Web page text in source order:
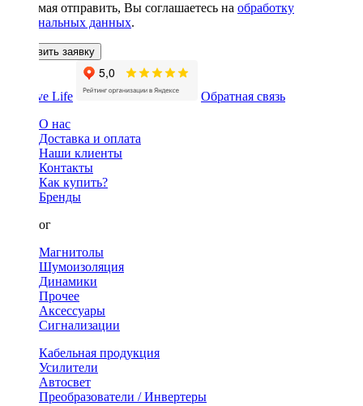
Нажимая отправить, Вы соглашаетесь на обработку
персональных данных.
Оставить заявку
Обратная связь
О нас
Доставка и оплата
Наши клиенты
Контакты
Как купить?
Бренды
Каталог
Магнитолы
Шумоизоляция
Динамики
Прочее
Аксессуары
Сигнализации
Кабельная продукция
Усилители
Автосвет
Преобразователи / Инвертеры